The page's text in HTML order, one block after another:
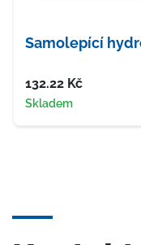
Samolepící
Cena
132.22 Kč
Dostupnost
Skladem